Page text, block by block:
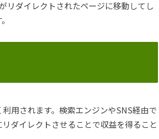
リダイレクトされたページに移動してし
利用されます。検索エンジンやSNS経由で
ダイレクトさせることで収益を得ること